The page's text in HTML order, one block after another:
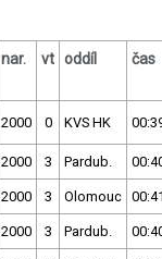
nar. vt oddíl čas
2000 0 KVS HK
2000 3 Pardub.
2000 3 Olomouc
2000 3 Pardub.